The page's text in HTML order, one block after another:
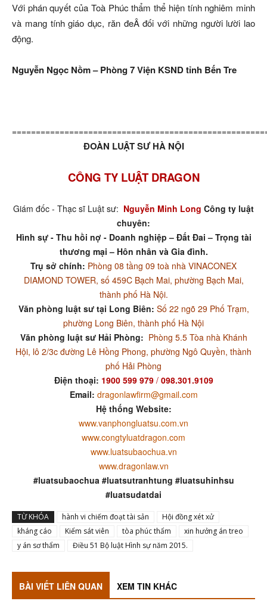
Với phán quyết của Toà Phúc thẩm thể hiện tính nghiêm minh
và mang tính giáo dục, răn đeÂ đối với những người lười lao
động.
Nguyễn Ngọc Nồm – Phòng 7 Viện KSND tỉnh Bến Tre
ĐOÀN LUẬT SƯ HÀ NỘI
CÔNG TY LUẬT DRAGON
Giám đốc - Thạc sĩ Luật sư: Nguyễn Minh Long Công ty luật
chuyên:
Hình sự - Thu hồi nợ - Doanh nghiệp – Đất Đai – Trọng tài
thương mại – Hôn nhân và Gia đình.
Trụ sở chính: Phòng 08 tầng 09 toà nhà VINACONEX
DIAMOND TOWER, số 459C Bạch Mai, phường Bạch Mai,
thành phố Hà Nội.
Văn phòng luật sư tại Long Biên: Số 22 ngõ 29 Phố Trạm,
phường Long Biên, thành phố Hà Nội
Văn phòng luật sư Hải Phòng: Phòng 5.5 Tòa nhà Khánh
Hội, lô 2/3c đường Lê Hồng Phong, phường Ngô Quyền, thành
phố Hải Phòng
Điện thoại: 1900 599 979/ 098.301.9109
Email: dragonlawfirm@gmail.com
Hệ thống Website:
www.vanphongluatsu.com.vn
www.congtyluatdragon.com
www.luatsubaochua.vn
www.dragonlaw.vn
#luatsubaochua #luatsutranhtung #luatsuhinhsu
#luatsudatdai
TỪ KHÓA hành vi chiếm đoạt tài sản
Hội đồng xét xử
kháng cáo
Kiểm sát viên tòa phúc thẩm
xin hưởng án treo
y án sơ thẩm
Điều 51 Bộ luật Hình sự năm 2015.
BÀI VIẾT LIÊN QUAN XEM TIN KHÁC